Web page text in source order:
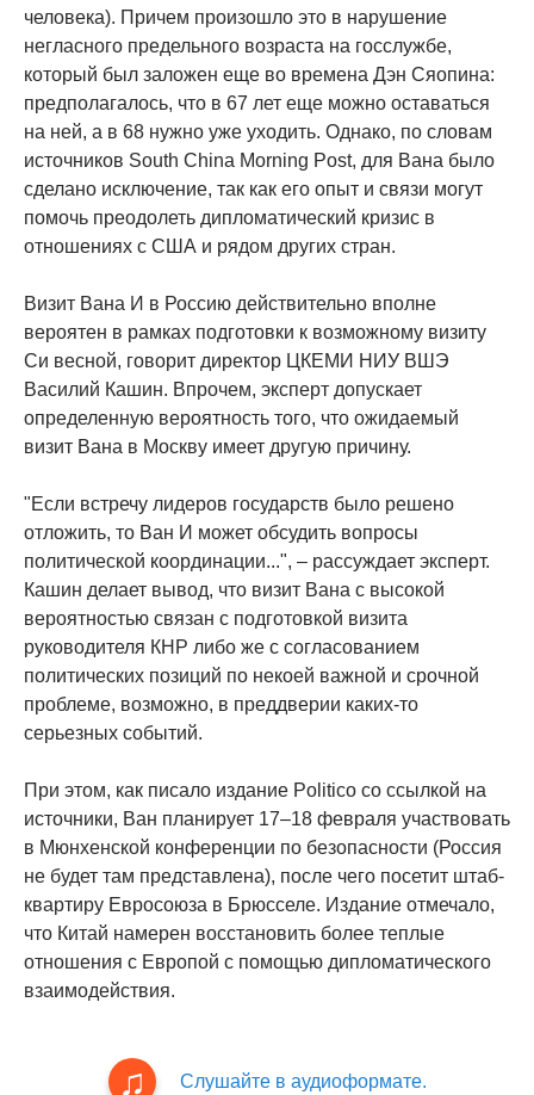
человека). Причем произошло это в нарушение
негласного предельного возраста на госслужбе,
который был заложен еще во времена Дэн Сяопина:
предполагалось, что в 67 лет еще можно оставаться
на ней, а в 68 нужно уже уходить. Однако, по словам
источников South China Morning Post, для Вана было
сделано исключение, так как его опыт и связи могут
помочь преодолеть дипломатический кризис в
отношениях с США и рядом других стран.
Визит Вана И в Россию действительно вполне
вероятен в рамках подготовки к возможному визиту
Си весной, говорит директор ЦКЕМИ НИУ ВШЭ
Василий Кашин. Впрочем, эксперт допускает
определенную вероятность того, что ожидаемый
визит Вана в Москву имеет другую причину.
"Если встречу лидеров государств было решено
отложить, то Ван И может обсудить вопросы
политической координации...", – рассуждает эксперт.
Кашин делает вывод, что визит Вана с высокой
вероятностью связан с подготовкой визита
руководителя КНР либо же с согласованием
политических позиций по некоей важной и срочной
проблеме, возможно, в преддверии каких-то
серьезных событий.
При этом, как писало издание Politico со ссылкой на
источники, Ван планирует 17–18 февраля участвовать
в Мюнхенской конференции по безопасности (Россия
не будет там представлена), после чего посетит штаб-
квартиру Евросоюза в Брюсселе. Издание отмечало,
что Китай намерен восстановить более теплые
отношения с Европой с помощью дипломатического
взаимодействия.
Слушайте в аудиоформате.